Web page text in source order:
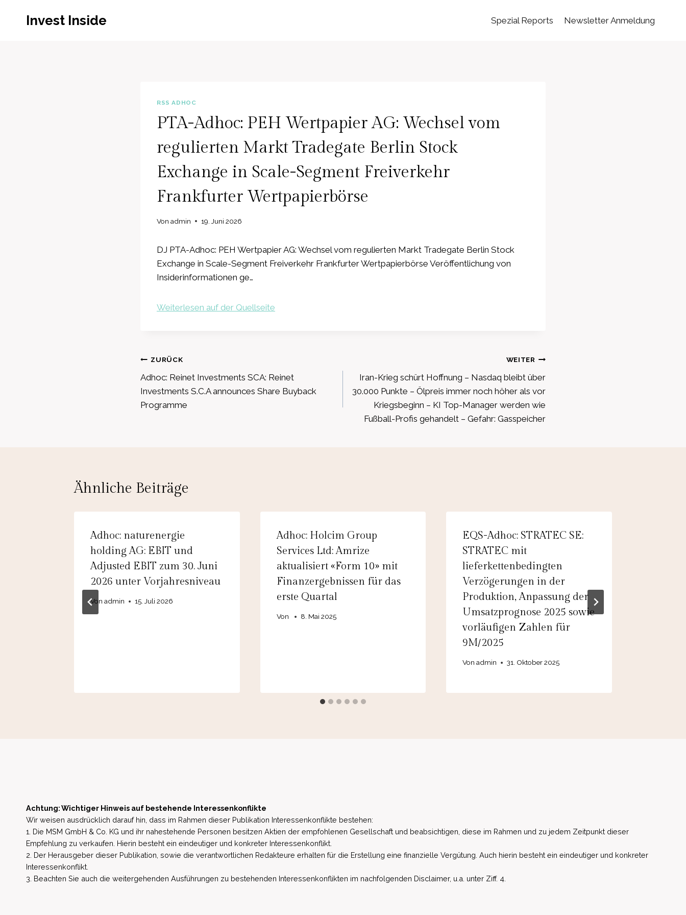
Invest Inside Spezial Reports Newsletter Anmeldung
RSS ADHOC
PTA-Adhoc: PEH Wertpapier AG: Wechsel vom
regulierten Markt Tradegate Berlin Stock
Exchange in Scale-Segment Freiverkehr
Frankfurter Wertpapierbörse
Von admin 19. Juni 2026
DJ PTA-Adhoc: PEH Wertpapier AG: Wechsel vom regulierten Markt Tradegate Berlin Stock
Exchange in Scale-Segment Freiverkehr Frankfurter Wertpapierbörse Veröffentlichung von
Insiderinformationen ge…
Weiterlesen auf der Quellseite
Beitragsnavigation
ZURÜCK
Adhoc: Reinet Investments SCA: Reinet
Investments S.C.A announces Share Buyback
Programme
WEITER
Iran-Krieg schürt Hoffnung – Nasdaq bleibt über
30.000 Punkte – Ölpreis immer noch höher als vor
Kriegsbeginn – KI Top-Manager werden wie
Fußball-Profis gehandelt – Gefahr: Gasspeicher
Ähnliche Beiträge
Adhoc: naturenergie
holding AG: EBIT und
Adjusted EBIT zum 30. Juni
2026 unter Vorjahresniveau
Von admin 15. Juli 2026
Adhoc: Holcim Group
Services Ltd: Amrize
aktualisiert «Form 10» mit
Finanzergebnissen für das
erste Quartal
Von 8. Mai 2025
EQS-Adhoc: STRATEC SE:
STRATEC mit
lieferkettenbedingten
Verzögerungen in der
Produktion, Anpassung der
Umsatzprognose 2025 sowie
vorläufigen Zahlen für
9M/2025
Von admin 31. Oktober 2025
Achtung: Wichtiger Hinweis auf bestehende Interessenkonflikte
Wir weisen ausdrücklich darauf hin, dass im Rahmen dieser Publikation Interessenkonflikte bestehen:
1. Die MSM GmbH & Co. KG und ihr nahestehende Personen besitzen Aktien der empfohlenen Gesellschaft und beabsichtigen, diese im Rahmen und zu jedem Zeitpunkt dieser
Empfehlung zu verkaufen. Hierin besteht ein eindeutiger und konkreter Interessenkonflikt.
2. Der Herausgeber dieser Publikation, sowie die verantwortlichen Redakteure erhalten für die Erstellung eine finanzielle Vergütung. Auch hierin besteht ein eindeutiger und konkreter
Interessenkonflikt.
3. Beachten Sie auch die weitergehenden Ausführungen zu bestehenden Interessenkonflikten im nachfolgenden Disclaimer, u.a. unter Ziff. 4.